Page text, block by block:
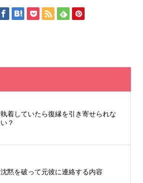
執着していたら復縁を引き寄せられな
い？
沈黙を破って元彼に連絡する内容